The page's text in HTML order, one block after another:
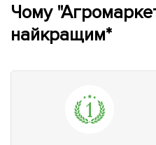
Чому
найкращим*